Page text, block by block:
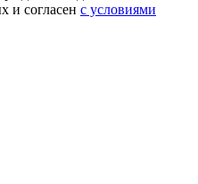
и согласен с условиями